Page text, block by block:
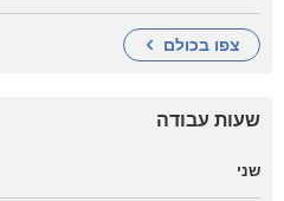
צפו בכולם
שעות עבודה
שני